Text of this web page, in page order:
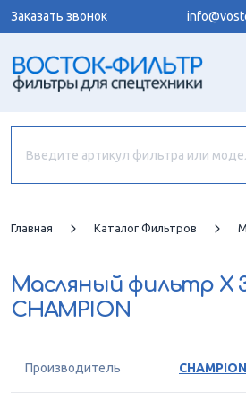
Заказать звонок
Главная Каталог Фильтров
Масляный фильтр X
CHAMPION
Производитель CHAMPION